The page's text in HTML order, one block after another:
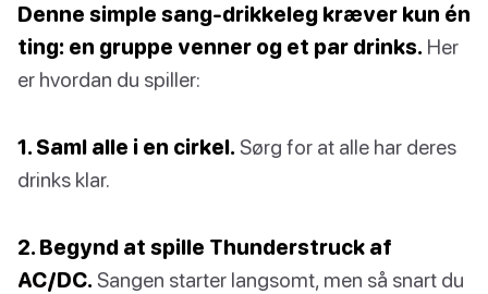
Denne simple sang-drikkeleg kræver kun én
ting: en gruppe venner og et par drinks. Her
er hvordan du spiller:
1. Saml alle i en cirkel. Sørg for at alle har deres
drinks klar.
2. Begynd at spille Thunderstruck af
AC/DC. Sangen starter langsomt, men så snart du